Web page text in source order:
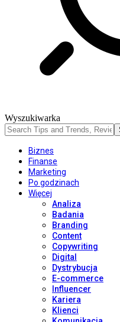
Wyszukiwarka
Biznes
Finanse
Marketing
Po godzinach
Więcej
Analiza
Badania
Branding
Content
Copywriting
Digital
Dystrybucja
E-commerce
Influencer
Kariera
Klienci